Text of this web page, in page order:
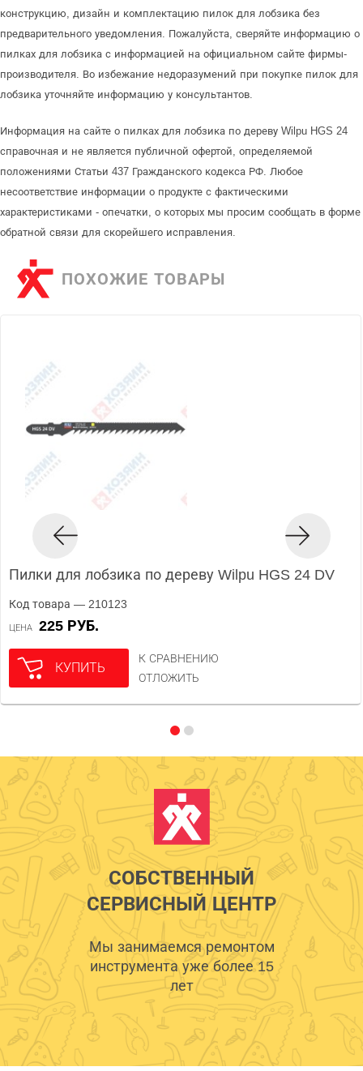
конструкцию, дизайн и комплектацию пилок для лобзика без
предварительного уведомления. Пожалуйста, сверяйте информацию о
пилках для лобзика с информацией на официальном сайте фирмы-
производителя. Во избежание недоразумений при покупке пилок для
лобзика уточняйте информацию у консультантов.
Информация на сайте о пилках для лобзика по дереву Wilpu HGS 24
справочная и не является публичной офертой, определяемой
положениями Статьи 437 Гражданского кодекса РФ. Любое
несоответствие информации о продукте с фактическими
характеристиками - опечатки, о которых мы просим сообщать в форме
обратной связи для скорейшего исправления.
ПОХОЖИЕ ТОВАРЫ
Пилки для лобзика по дереву Wilpu HGS 24 DV
Код товара — 210123
ЦЕНА 225 РУБ.
КУПИТЬ
К СРАВНЕНИЮ
ОТЛОЖИТЬ
СОБСТВЕННЫЙ
СЕРВИСНЫЙ ЦЕНТР
Мы занимаемся ремонтом
инструмента уже более 15
лет